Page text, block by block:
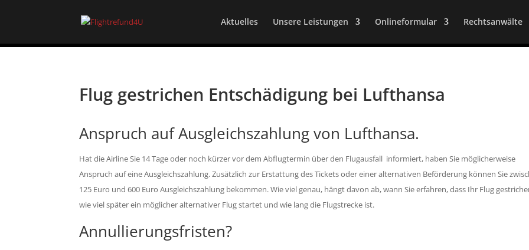
Aktuelles Unsere Leistungen Onlineformular Rechtsanwälte
Flug gestrichen Entschädigung bei Lufthansa
Anspruch auf Ausgleichszahlung von Lufthansa.
Hat die Airline Sie 14 Tage oder noch kürzer vor dem Abflugtermin über den Flugausfall informiert, haben Sie möglicherweise
Anspruch auf eine Ausgleichszahlung. Zusätzlich zur Erstattung des Tickets oder einer alternativen Beförderung können Sie
125 Euro und 600 Euro Ausgleichszahlung bekommen. Wie viel genau, hängt davon ab, wann Sie erfahren, dass Ihr Flug
wie viel später ein möglicher alternativer Flug startet und wie lang die Flugstrecke ist.
Annullierungsfristen?